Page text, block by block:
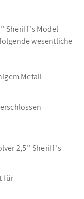
Sheriff's Model
wesentliche
Metall
2,5'' Sheriff's
für